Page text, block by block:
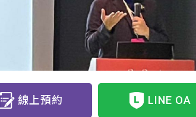
線上預約 LINE OA